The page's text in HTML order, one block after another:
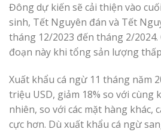
Đông dự kiến ​​sẽ cải thiện vào
sinh, Tết Nguyên đán và Tết
tháng 12/2023 đến tháng 2/
đoạn này khi tổng sản lượng
Xuất khẩu cá ngừ 11 tháng năm
triệu USD, giảm 18% so với cùng
nhiên, so với các mặt hàng khác,
cực hơn. Dù xuất khẩu cá ngừ